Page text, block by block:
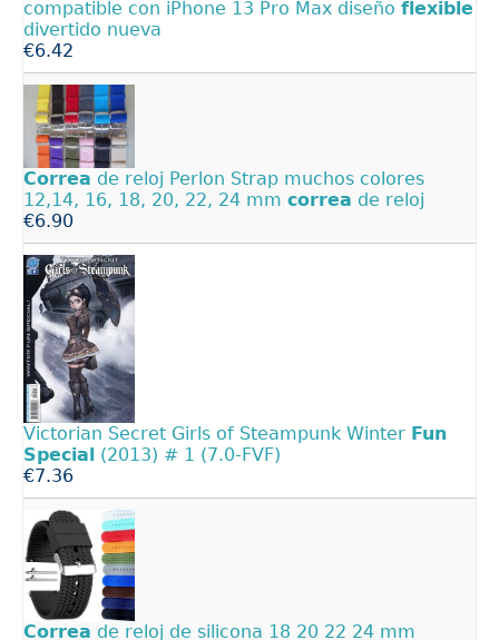
compatible con iPhone 13 Pro Max diseño flexible
divertido nueva
€6.42
Correa de reloj Perlon Strap muchos colores
12,14, 16, 18, 20, 22, 24 mm correa de reloj
€6.90
Victorian Secret Girls of Steampunk Winter Fun
Special (2013) # 1 (7.0-FVF)
€7.36
Correa de reloj de silicona 18 20 22 24 mm